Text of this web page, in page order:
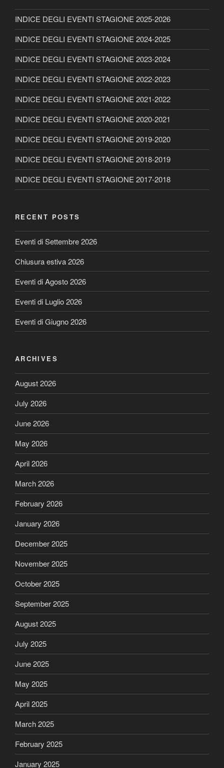
INDICE DEGLI EVENTI STAGIONE 2025-2026
INDICE DEGLI EVENTI STAGIONE 2024-2025
INDICE DEGLI EVENTI STAGIONE 2023-2024
INDICE DEGLI EVENTI STAGIONE 2022-2023
INDICE DEGLI EVENTI STAGIONE 2021-2022
INDICE DEGLI EVENTI STAGIONE 2020-2021
INDICE DEGLI EVENTI STAGIONE 2019-2020
INDICE DEGLI EVENTI STAGIONE 2018-2019
INDICE DEGLI EVENTI STAGIONE 2017-2018
RECENT POSTS
Eventi di Settembre 2026
Chiusura estiva 2026
Eventi di Agosto 2026
Eventi di Luglio 2026
Eventi di Giugno 2026
ARCHIVES
August 2026
July 2026
June 2026
May 2026
April 2026
March 2026
February 2026
January 2026
December 2025
November 2025
October 2025
September 2025
August 2025
July 2025
June 2025
May 2025
April 2025
March 2025
February 2025
January 2025